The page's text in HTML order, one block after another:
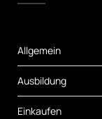
Allgemein
Ausbildung
Einkaufen